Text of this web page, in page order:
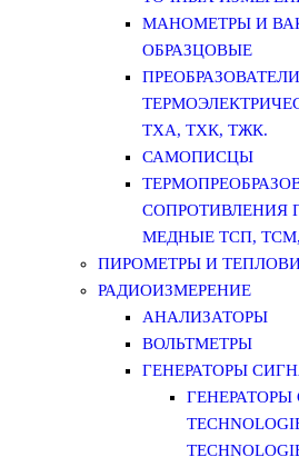
МАНОМЕТРЫ И
ОБРАЗЦОВЫЕ
ПРЕОБРАЗОВАТЕЛИ
ТХА, ТХК, ТЖК.
САМОПИСЦЫ
СОПРОТИВЛЕНИЯ
МЕДНЫЕ ТСП,
ПИРОМЕТРЫ И
РАДИОИЗМЕРЕНИЕ
АНАЛИЗАТОРЫ
ВОЛЬТМЕТРЫ
ГЕНЕРАТОРЫ
ГЕНЕРАТОРЫ